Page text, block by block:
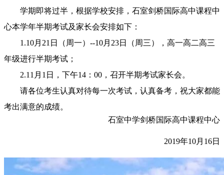
学期即将过半，根据学校安排，石室剑桥国际高中课程中
心本学年半期考试及家长会安排如下：
1.10月21日（周一）--10月23日（周三），高一高二高三
年级进行半期考试；
2.11月1日，下午14：00，召开半期考试家长会。
请各位考生认真对待每一次考试，认真备考，祝大家都能
考出满意的成绩。
石室中学剑桥国际高中课程中心
2019年10月16日